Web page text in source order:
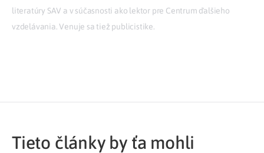
literatúry SAV a v súčasnosti ako lektor pre Centrum ďalšieho
vzdelávania. Venuje sa tiež publicistike.
Tieto články by ťa mohli